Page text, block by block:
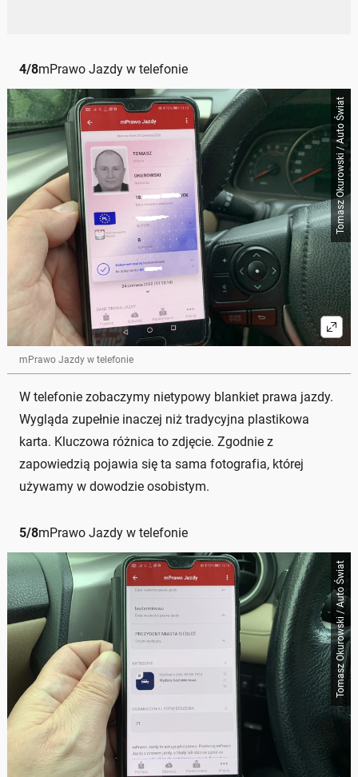
4/8mPrawo Jazdy w telefonie
Tomasz Okurowski / Auto Świat
mPrawo Jazdy w telefonie
W telefonie zobaczymy nietypowy blankiet prawa jazdy.
Wygląda zupełnie inaczej niż tradycyjna plastikowa
karta. Kluczowa różnica to zdjęcie. Zgodnie z
zapowiedzią pojawia się ta sama fotografia, której
używamy w dowodzie osobistym.
5/8mPrawo Jazdy w telefonie
Tomasz Okurowski / Auto Świat